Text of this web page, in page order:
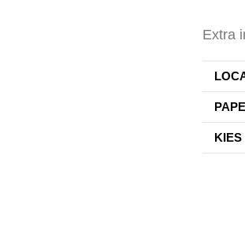
Extra
KIES